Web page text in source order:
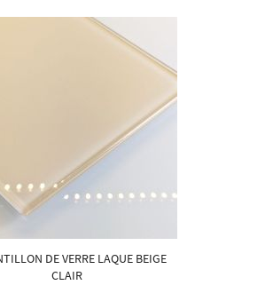
DE VERRE LAQUE BEIGE
CLAIR